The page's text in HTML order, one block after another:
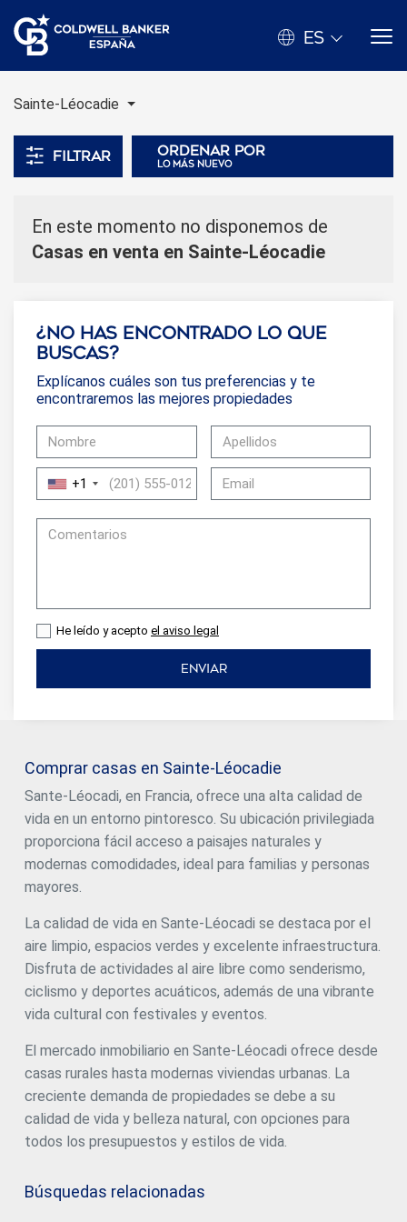
ES
Sainte-Léocadie
Filtrar Ordenar por
lo más nuevo
En este momento no disponemos de
Casas en venta en Sainte-Léocadie
¿No has encontrado lo que
buscas?
Explícanos cuáles son tus preferencias y te
encontraremos las mejores propiedades
+1
He leído y acepto el aviso legal
ENVIAR
Comprar casas en Sainte-Léocadie
Sante-Léocadi, en Francia, ofrece una alta calidad de
vida en un entorno pintoresco. Su ubicación privilegiada
proporciona fácil acceso a paisajes naturales y
modernas comodidades, ideal para familias y personas
mayores.
La calidad de vida en Sante-Léocadi se destaca por el
aire limpio, espacios verdes y excelente infraestructura.
Disfruta de actividades al aire libre como senderismo,
ciclismo y deportes acuáticos, además de una vibrante
vida cultural con festivales y eventos.
El mercado inmobiliario en Sante-Léocadi ofrece desde
casas rurales hasta modernas viviendas urbanas. La
creciente demanda de propiedades se debe a su
calidad de vida y belleza natural, con opciones para
todos los presupuestos y estilos de vida.
Búsquedas relacionadas
Modificar cookies
Técnicas y funcionales
Siempre activas
Este sitio web utiliza Cookies propias para recopilar
información con la finalidad de mejorar nuestros servicios.
instalación de las mismas. El usuario tiene la posibilidad
de configurar su navegador pudiendo, si así lo desea,
impedir que sean instaladas en su disco duro, aunque
deberá tener en cuenta que dicha acción podrá ocasionar
dificultades de navegación de la página web.
Permiten realizar el seguimiento y análisis del
comportamiento de los usuarios de este sitio web. La